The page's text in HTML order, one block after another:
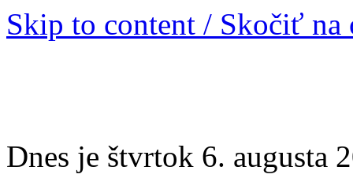
Skip to content / Skočiť na
Dnes je štvrtok 6. augusta